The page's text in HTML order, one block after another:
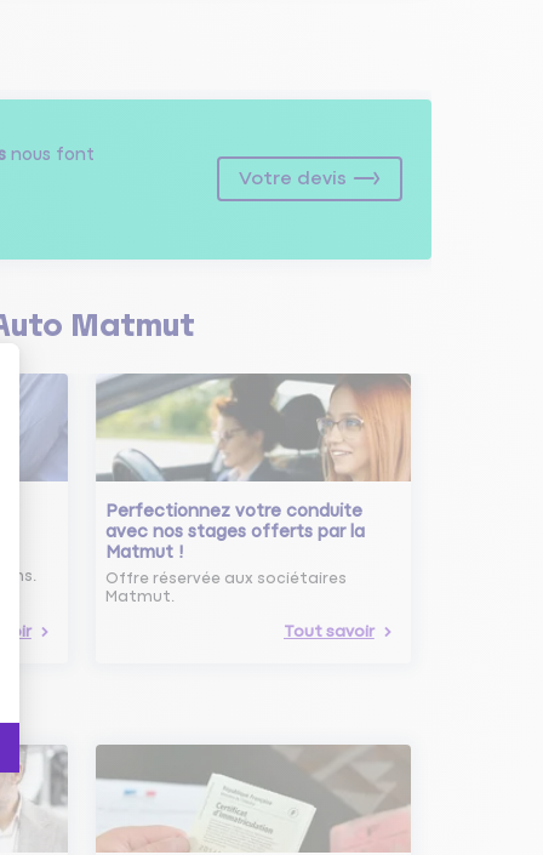
nous font
Votre devis
Matmut
Perfectionnez votre conduite
avec nos stages offerts par la
Matmut !
Offre réservée aux sociétaires
Matmut.
Tout savoir